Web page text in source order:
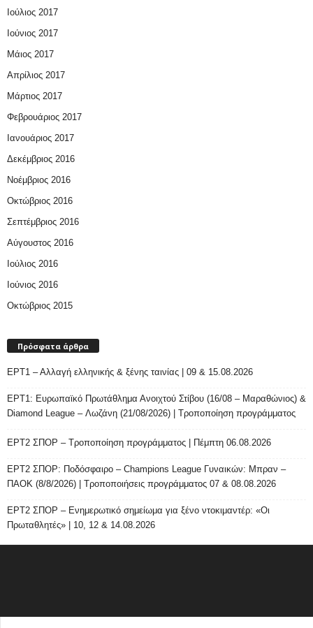
Ιούλιος 2017
Ιούνιος 2017
Μάιος 2017
Απρίλιος 2017
Μάρτιος 2017
Φεβρουάριος 2017
Ιανουάριος 2017
Δεκέμβριος 2016
Νοέμβριος 2016
Οκτώβριος 2016
Σεπτέμβριος 2016
Αύγουστος 2016
Ιούλιος 2016
Ιούνιος 2016
Οκτώβριος 2015
Πρόσφατα άρθρα
ΕΡΤ1 – Αλλαγή ελληνικής & ξένης ταινίας | 09 & 15.08.2026
ΕΡΤ1: Ευρωπαϊκό Πρωτάθλημα Ανοιχτού Στίβου (16/08 – Μαραθώνιος) &
Diamond League – Λωζάνη (21/08/2026) | Τροποποίηση προγράμματος
ΕΡΤ2 ΣΠΟΡ – Τροποποίηση προγράμματος | Πέμπτη 06.08.2026
ΕΡΤ2 ΣΠΟΡ: Ποδόσφαιρο – Champions League Γυναικών: Μπραν –
ΠΑΟΚ (8/8/2026) | Τροποποιήσεις προγράμματος 07 & 08.08.2026
ΕΡΤ2 ΣΠΟΡ – Ενημερωτικό σημείωμα για ξένο ντοκιμαντέρ: «Οι
Πρωταθλητές» | 10, 12 & 14.08.2026